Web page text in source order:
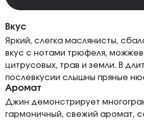
Вкус
Яркий, слегка маслянисты,
вкус с нотами трюфеля,
цитрусовых, трав и земли. В
послевкусии слышны пряные
Аромат
Джин демонстрирует
гармоничный, свежий аромат,